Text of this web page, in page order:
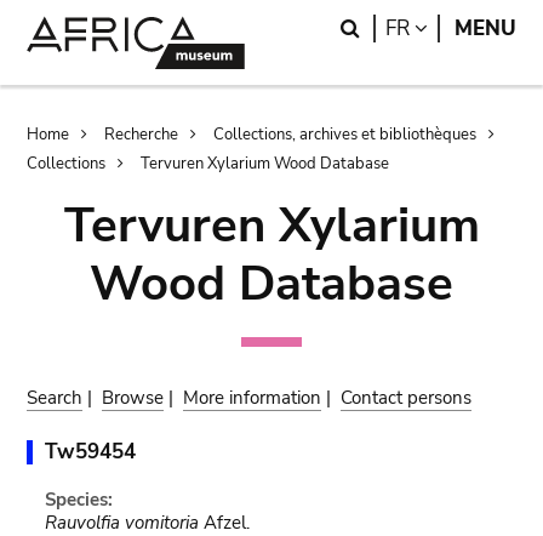
Search
FR LANGUAGE
MENU
Breadcrumb
Home Recherche
Collections, archives et bibliothèques
Collections
Tervuren Xylarium Wood Database
Tervuren Xylarium
Wood Database
Search | Browse | More information | Contact persons
Tw59454
Species:
Rauvolfia vomitoria Afzel.